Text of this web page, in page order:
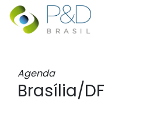
Agenda
Brasília/DF